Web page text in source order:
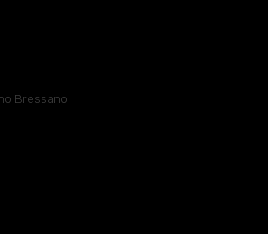
Bressano